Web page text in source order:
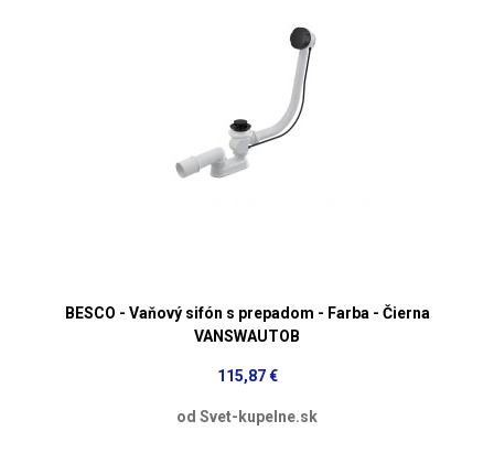
BESCO - Vaňový sifón s prepadom - Farba - Čierna
VANSWAUTOB
115,87 €
od Svet-kupelne.sk